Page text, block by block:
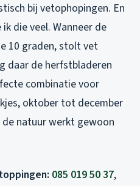
bij vetophopingen. En
die veel. Wanneer de
10 graden, stolt vet
daar de herfstbladeren
combinatie voor
oktober tot december
natuur werkt gewoon
085 019 50 37,